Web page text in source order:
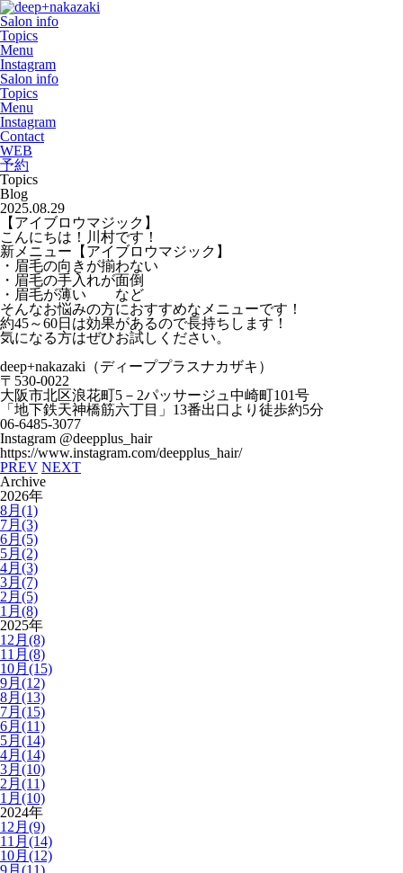
Salon info
Topics
Menu
Instagram
Salon info
Topics
Menu
Instagram
Contact
WEB
予約
Topics
Blog
2025.08.29
【アイブロウマジック】
こんにちは！川村です！
新メニュー【アイブロウマジック】
・眉毛の向きが揃わない
・眉毛の手入れが面倒
・眉毛が薄い など
そんなお悩みの方におすすめなメニューです！
約45～60日は効果があるので長持ちします！
気になる方はぜひお試しください。
deep+nakazaki（ディーププラスナカザキ）
〒530-0022
大阪市北区浪花町5－2パッサージュ中崎町101号
「地下鉄天神橋筋六丁目」13番出口より徒歩約5分
06-6485-3077
Instagram @deepplus_hair
https://www.instagram.com/deepplus_hair/
PREV NEXT
Archive
2026年
8月(1)
7月(3)
6月(5)
5月(2)
4月(3)
3月(7)
2月(5)
1月(8)
2025年
12月(8)
11月(8)
10月(15)
9月(12)
8月(13)
7月(15)
6月(11)
5月(14)
4月(14)
3月(10)
2月(11)
1月(10)
2024年
12月(9)
11月(14)
10月(12)
9月(11)